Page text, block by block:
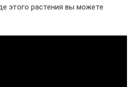
этого растения вы можете